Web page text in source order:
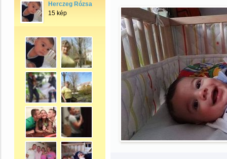
Herczeg Rózsa
15 kép